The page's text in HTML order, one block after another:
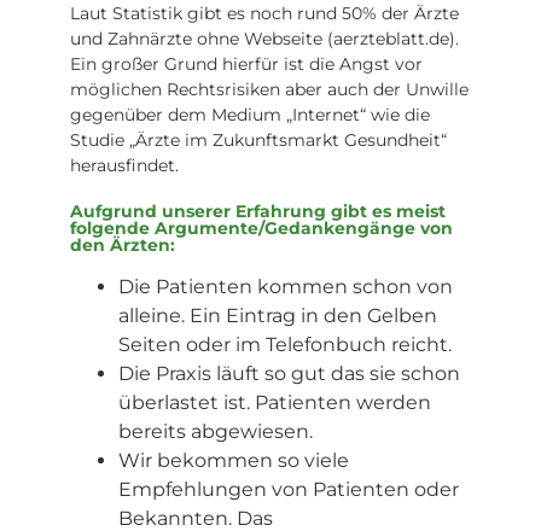
Laut Statistik gibt es noch rund 50% der Ärzte
und Zahnärzte ohne Webseite (aerzteblatt.de).
Ein großer Grund hierfür ist die Angst vor
möglichen Rechtsrisiken aber auch der Unwille
gegenüber dem Medium „Internet“ wie die
Studie „Ärzte im Zukunftsmarkt Gesundheit“
herausfindet.
Aufgrund unserer Erfahrung gibt es meist
folgende Argumente/Gedankengänge von
den Ärzten:
Die Patienten kommen schon von
alleine. Ein Eintrag in den Gelben
Seiten oder im Telefonbuch reicht.
Die Praxis läuft so gut das sie schon
überlastet ist. Patienten werden
bereits abgewiesen.
Wir bekommen so viele
Empfehlungen von Patienten oder
Bekannten. Das